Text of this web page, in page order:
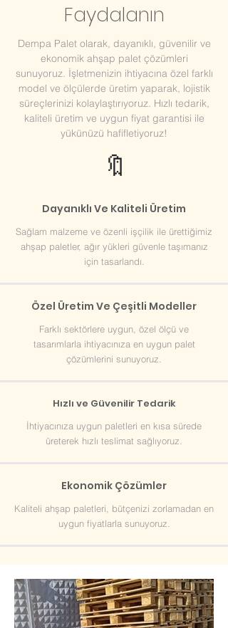
Faydalanın
Dempa Palet olarak, dayanıklı, güvenilir ve
ekonomik ahşap palet çözümleri
sunuyoruz. İşletmenizin ihtiyacına özel farklı
model ve ölçülerde üretim yaparak, lojistik
süreçlerinizi kolaylaştırıyoruz. Hızlı tedarik,
kaliteli üretim ve uygun fiyat garantisi ile
yükünüzü hafifletiyoruz!
🔖
Dayanıklı Ve Kaliteli Üretim
Sağlam malzeme ve özenli işçilik ile ürettiğimiz
ahşap paletler, ağır yükleri güvenle taşımanız
için tasarlandı.
Özel Üretim Ve Çeşitli Modeller
Farklı sektörlere uygun, özel ölçü ve
tasarımlarla ihtiyacınıza en uygun palet
çözümlerini sunuyoruz.
Hızlı ve Güvenilir Tedarik
İhtiyacınıza uygun paletleri en kısa sürede
üreterek hızlı teslimat sağlıyoruz.
Ekonomik Çözümler
Kaliteli ahşap paletleri, bütçenizi zorlamadan en
uygun fiyatlarla sunuyoruz.